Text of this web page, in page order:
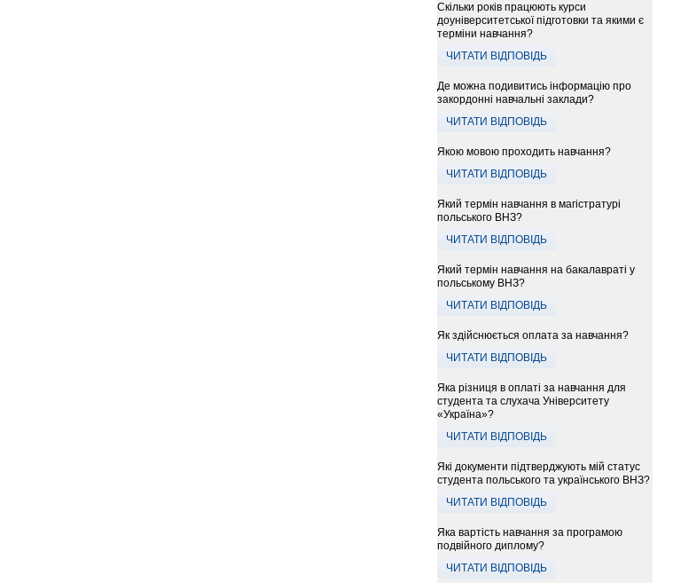
Скільки років працюють курси
доуніверситетської підготовки та якими є
терміни навчання?
ЧИТАТИ ВІДПОВІДЬ
Де можна подивитись інформацію про
закордонні навчальні заклади?
ЧИТАТИ ВІДПОВІДЬ
Якою мовою проходить навчання?
ЧИТАТИ ВІДПОВІДЬ
Який термін навчання в магістратурі
польського ВНЗ?
ЧИТАТИ ВІДПОВІДЬ
Який термін навчання на бакалавраті у
польському ВНЗ?
ЧИТАТИ ВІДПОВІДЬ
Як здійснюється оплата за навчання?
ЧИТАТИ ВІДПОВІДЬ
Яка різниця в оплаті за навчання для
студента та слухача Університету
«Україна»?
ЧИТАТИ ВІДПОВІДЬ
Які документи підтверджують мій статус
студента польського та українського ВНЗ?
ЧИТАТИ ВІДПОВІДЬ
Яка вартість навчання за програмою
подвійного диплому?
ЧИТАТИ ВІДПОВІДЬ